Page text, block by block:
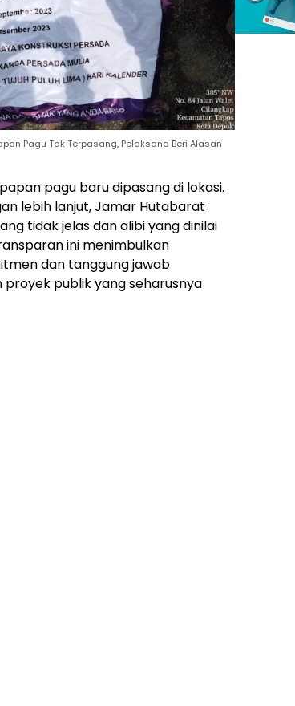
Pagu Tak Terpasang, Pelaksana Beri Alasan
pagu baru dipasang di lokasi.
lebih lanjut, Jamar Hutabarat
tidak jelas dan alibi yang dinilai
ini menimbulkan
dan tanggung jawab
publik yang seharusnya